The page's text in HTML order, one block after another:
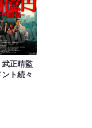
武正晴監
ト続々